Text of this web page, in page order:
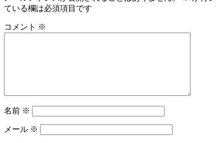
ている欄は必須項目です
コメント ※
名前 ※
メール ※